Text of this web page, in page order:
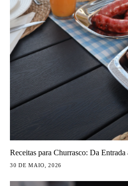
Receitas para Churrasco: Da Entrada
30 DE MAIO, 2026